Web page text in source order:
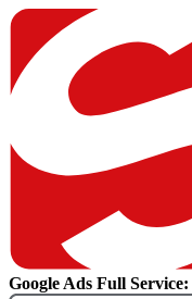
Google Ads Full Service: